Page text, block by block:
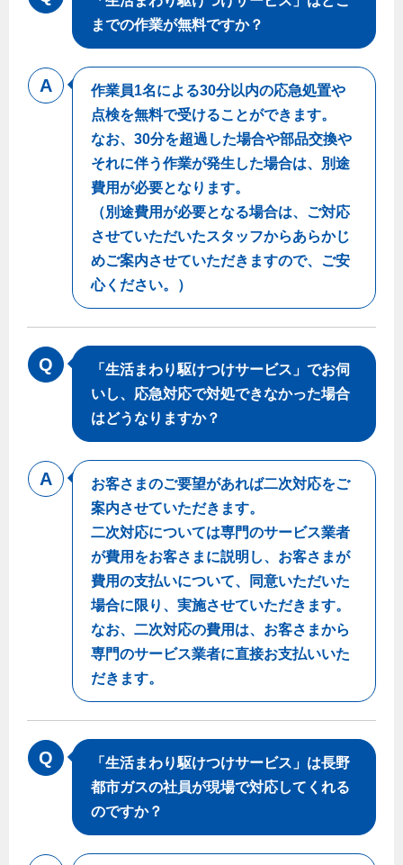
までの作業が無料ですか？
作業員1名による30分以内の応急処置や
点検を無料で受けることができます。
なお、30分を超過した場合や部品交換や
それに伴う作業が発生した場合は、別途
費用が必要となります。
（別途費用が必要となる場合は、ご対応
させていただいたスタッフからあらかじ
めご案内させていただきますので、ご安
心ください。）
「生活まわり駆けつけサービス」でお伺
いし、応急対応で対処できなかった場合
はどうなりますか？
お客さまのご要望があれば二次対応をご
案内させていただきます。
二次対応については専門のサービス業者
が費用をお客さまに説明し、お客さまが
費用の支払いについて、同意いただいた
場合に限り、実施させていただきます。
なお、二次対応の費用は、お客さまから
専門のサービス業者に直接お支払いいた
だきます。
「生活まわり駆けつけサービス」は長野
都市ガスの社員が現場で対応してくれる
のですか？